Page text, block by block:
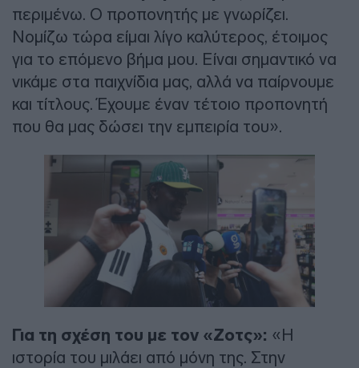
περιμένω. Ο προπονητής με γνωρίζει.
Νομίζω τώρα είμαι λίγο καλύτερος, έτοιμος
για το επόμενο βήμα μου. Είναι σημαντικό να
νικάμε στα παιχνίδια μας, αλλά να παίρνουμε
και τίτλους. Έχουμε έναν τέτοιο προπονητή
που θα μας δώσει την εμπειρία του».
Για τη σχέση του με τον «Ζοτς»: «Η
ιστορία του μιλάει από μόνη της. Στην